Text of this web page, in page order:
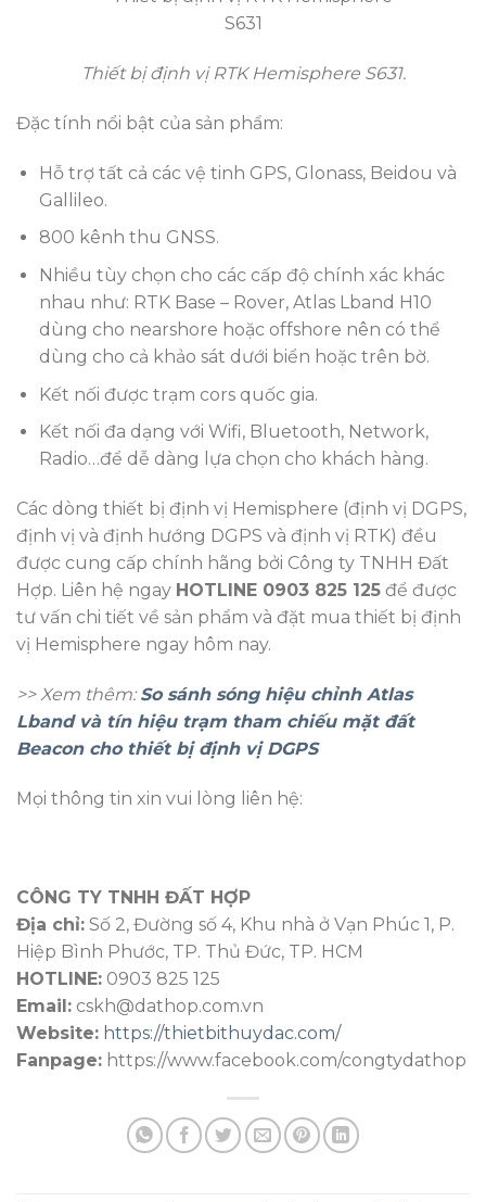
Thiết bị định vị RTK Hemisphere S631.
Đặc tính nổi bật của sản phẩm:
Hỗ trợ tất cả các vệ tinh GPS, Glonass, Beidou và
Gallileo.
800 kênh thu GNSS.
Nhiều tùy chọn cho các cấp độ chính xác khác
nhau như: RTK Base – Rover, Atlas Lband H10
dùng cho nearshore hoặc offshore nên có thể
dùng cho cả khảo sát dưới biển hoặc trên bờ.
Kết nối được trạm cors quốc gia.
Kết nối đa dạng với Wifi, Bluetooth, Network,
Radio…để dễ dàng lựa chọn cho khách hàng.
Các dòng thiết bị định vị Hemisphere (định vị DGPS,
định vị và định hướng DGPS và định vị RTK) đều
được cung cấp chính hãng bởi Công ty TNHH Đất
Hợp. Liên hệ ngay HOTLINE 0903 825 125 để được
tư vấn chi tiết về sản phẩm và đặt mua thiết bị định
vị Hemisphere ngay hôm nay.
>> Xem thêm:So sánh sóng hiệu chỉnh Atlas
Lband và tín hiệu trạm tham chiếu mặt đất
Beacon cho thiết bị định vị DGPS
Mọi thông tin xin vui lòng liên hệ:
CÔNG TY TNHH ĐẤT HỢP
Địa chỉ: Số 2, Đường số 4, Khu nhà ở Vạn Phúc 1, P.
Hiệp Bình Phước, TP. Thủ Đức, TP. HCM
HOTLINE: 0903 825 125
Email: cskh@dathop.com.vn
Website: https://thietbithuydac.com/
Fanpage: https://www.facebook.com/congtydathop